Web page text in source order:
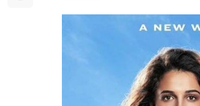
Hồ Chí Minh
ngủ
Chậm
Bé
Mái
Việt